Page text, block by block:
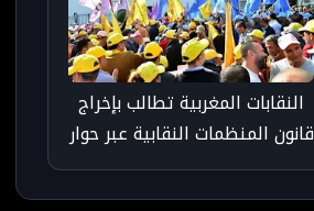
النقابات المغربية تطالب بإخراج
قانون المنظمات النقابية عبر حوار
مؤسساتي وتوافق مسبق